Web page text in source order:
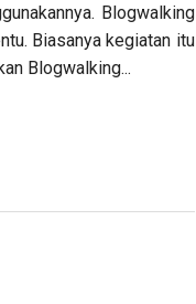
Blogwalking
Biasanya kegiatan itu
Blogwalking...